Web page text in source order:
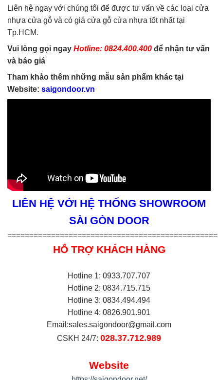
Liên hệ ngay với chúng tôi để được tư vấn về các loại cửa
nhựa cửa gỗ và có giá cửa gỗ cửa nhựa tốt nhất tại
Tp.HCM.
Vui lòng gọi ngay Hotline: 0824.400.400 để nhận tư vấn
và báo giá
Tham khảo thêm những mẫu sản phẩm khác tại
Website: saigondoor.vn
LIÊN HỆ VỚI HỆ THỐNG SHOWROOM
SÀI GÒN DOOR
================================================
HỖ TRỢ KHÁCH HÀNG
Hotline 1: 0933.707.707
Hotline 2: 0834.715.715
Hotline 3: 0834.494.494
Hotline 4: 0826.901.901
Email:sales.saigondoor@gmail.com
CSKH 24/7: 028.37.712.989
Website